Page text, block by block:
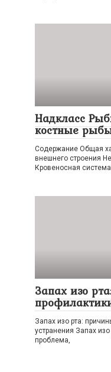
Надкласс
костные
Содержание Общая
внешнего строения
Кровеносная
Запах изо
Запах изо рта:
устранения Запах
проблема,